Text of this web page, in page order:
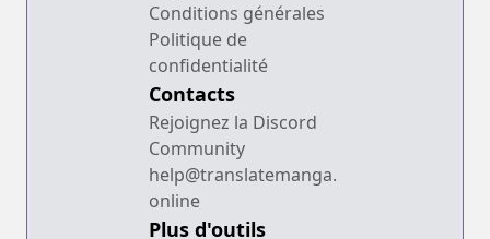
Conditions générales
Politique de
confidentialité
Contacts
Rejoignez la Discord
Community
help@translatemanga.
online
Plus d'outils